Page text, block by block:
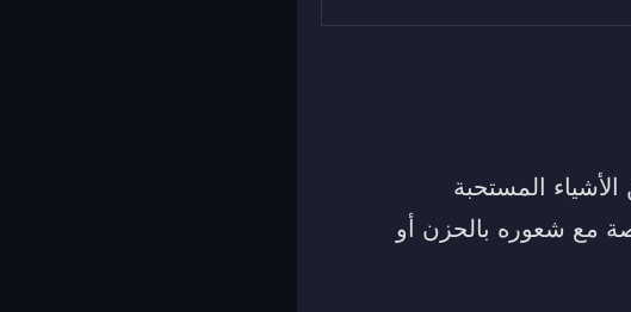
المستحبة
مع شعوره بالحزن أو